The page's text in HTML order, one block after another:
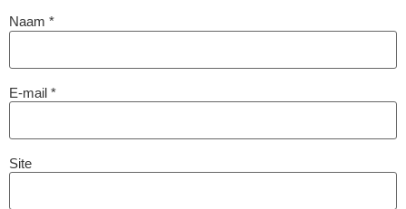
Naam *
E-mail *
Site